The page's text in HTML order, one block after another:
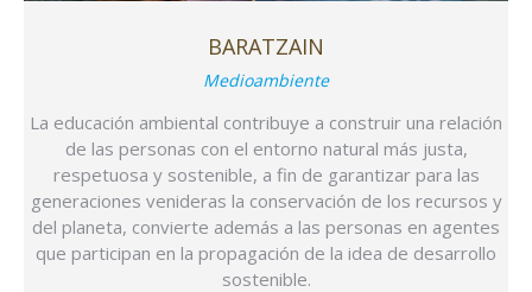
BARATZAIN
Medioambiente
La educación ambiental contribuye a construir una relación
de las personas con el entorno natural más justa,
respetuosa y sostenible, a fin de garantizar para las
generaciones venideras la conservación de los recursos y
del planeta, convierte además a las personas en agentes
que participan en la propagación de la idea de desarrollo
sostenible.